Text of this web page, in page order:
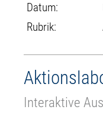
Datum:
Rubrik:
Interaktive